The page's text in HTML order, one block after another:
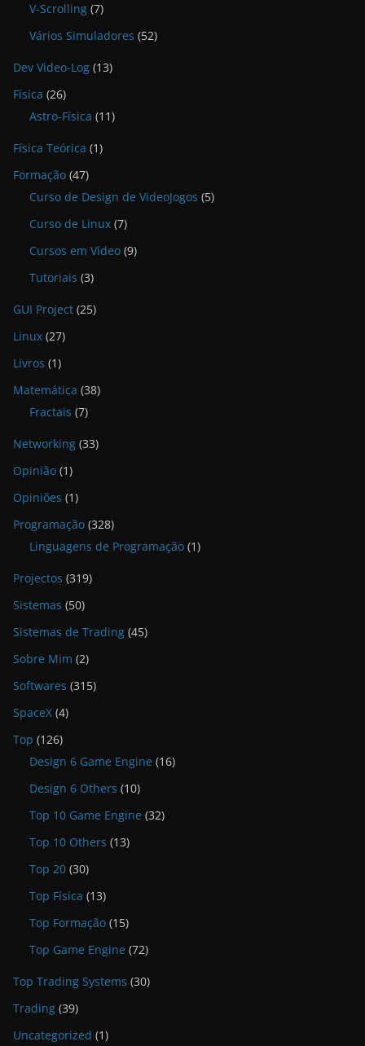
V-Scrolling (7)
Vários Simuladores (52)
Dev Video-Log (13)
Física (26)
Astro-Física (11)
Física Teórica (1)
Formação (47)
Curso de Design de VideoJogos (5)
Curso de Linux (7)
Cursos em Vídeo (9)
Tutoriais (3)
GUI Project (25)
Linux (27)
Livros (1)
Matemática (38)
Fractais (7)
Networking (33)
Opinião (1)
Opiniões (1)
Programação (328)
Linguagens de Programação (1)
Projectos (319)
Sistemas (50)
Sistemas de Trading (45)
Sobre Mim (2)
Softwares (315)
SpaceX (4)
Top (126)
Design 6 Game Engine (16)
Design 6 Others (10)
Top 10 Game Engine (32)
Top 10 Others (13)
Top 20 (30)
Top Física (13)
Top Formação (15)
Top Game Engine (72)
Top Trading Systems (30)
Trading (39)
Uncategorized (1)